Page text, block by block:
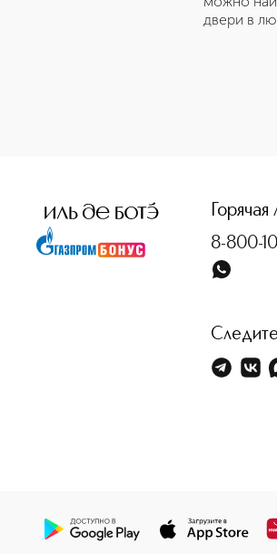
двери в
Горячая
8-800-